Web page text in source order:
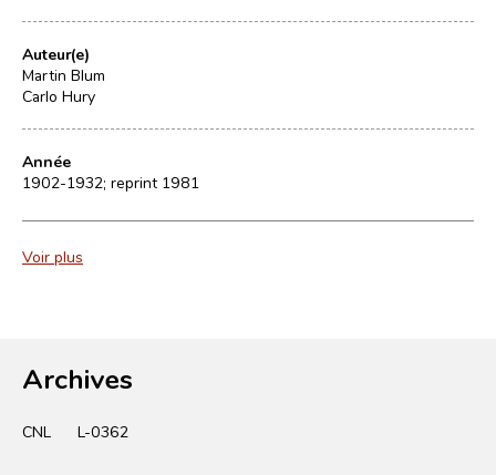
Auteur(e)
Martin Blum
Carlo Hury
Année
1902-1932; reprint 1981
Voir plus
Archives
CNL L-0362